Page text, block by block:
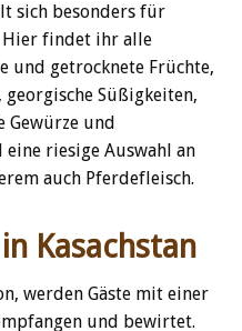
sich besonders für
Hier findet ihr alle
und getrocknete Früchte,
georgische Süßigkeiten,
Gewürze und
riesige Auswahl an
auch Pferdefleisch.
Kasachstan
werden Gäste mit einer
und bewirtet.